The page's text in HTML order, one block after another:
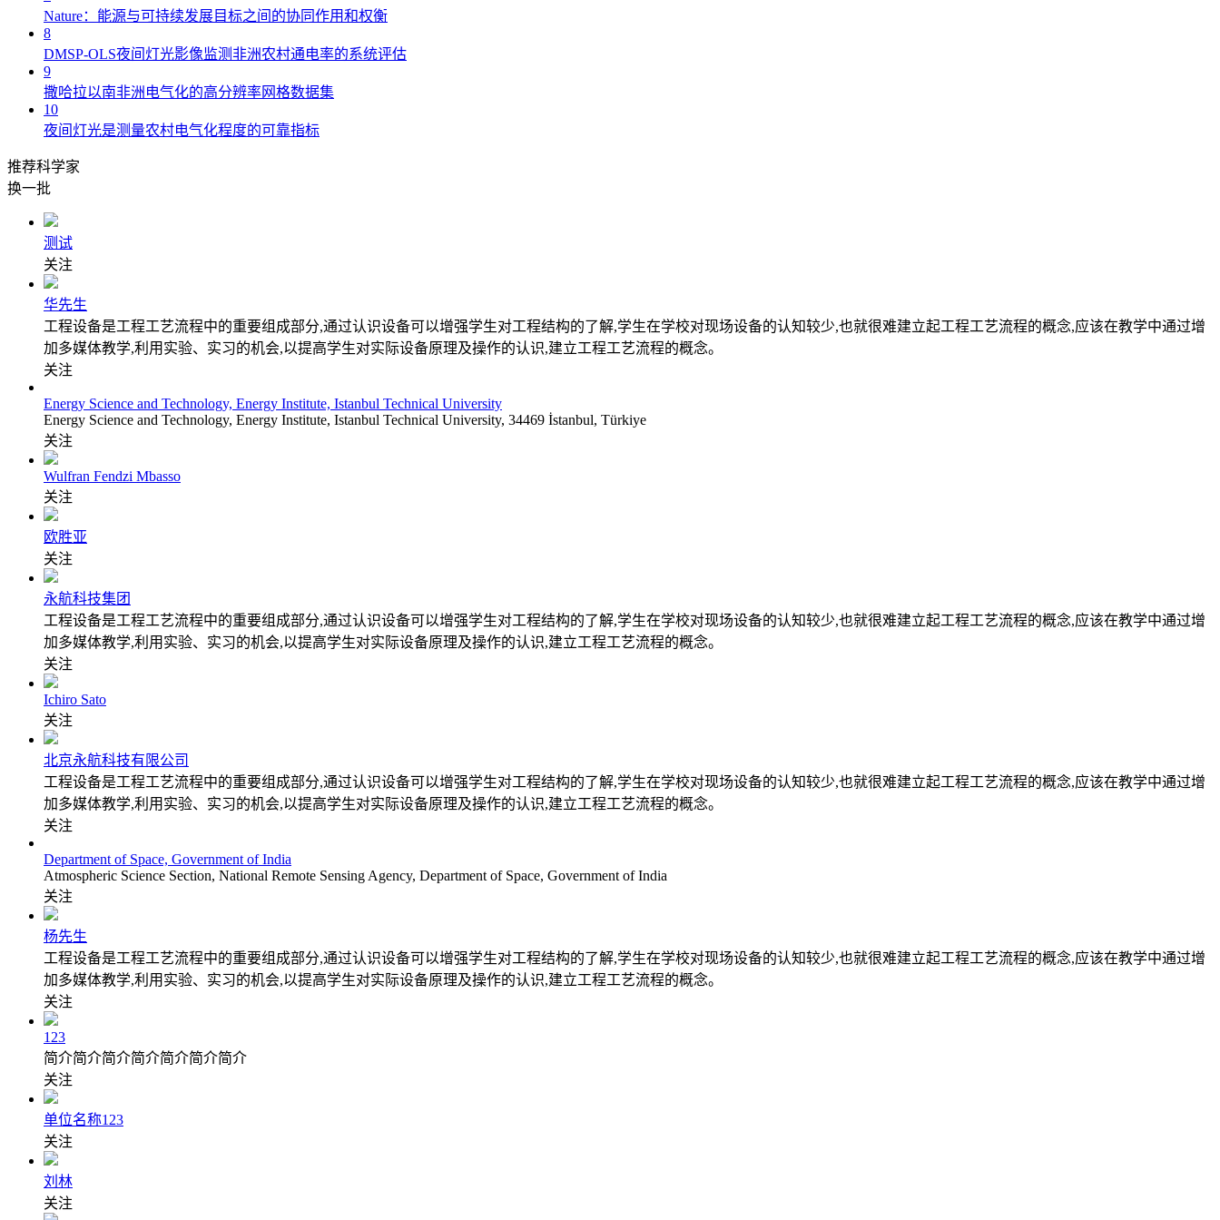
Nature：能源与可持续发展目标之间的协同作用和权衡
8
DMSP-OLS夜间灯光影像监测非洲农村通电率的系统评估
9
撒哈拉以南非洲电气化的高分辨率网格数据集
10
夜间灯光是测量农村电气化程度的可靠指标
推荐科学家
换一批
测试
关注
华先生
工程设备是工程工艺流程中的重要组成部分,通过认识设备可以增强学生对工程结构的了解,学生在学校对现场设备的认知较少,也就很难建立起工程工艺流程的概念,应该在教学中通过增
加多媒体教学,利用实验、实习的机会,以提高学生对实际设备原理及操作的认识,建立工程工艺流程的概念。
关注
Energy Science and Technology, Energy Institute, Istanbul Technical University
Energy Science and Technology, Energy Institute, Istanbul Technical University, 34469 İstanbul, Türkiye
关注
Wulfran Fendzi Mbasso
关注
欧胜亚
关注
永航科技集团
工程设备是工程工艺流程中的重要组成部分,通过认识设备可以增强学生对工程结构的了解,学生在学校对现场设备的认知较少,也就很难建立起工程工艺流程的概念,应该在教学中通过增
加多媒体教学,利用实验、实习的机会,以提高学生对实际设备原理及操作的认识,建立工程工艺流程的概念。
关注
Ichiro Sato
关注
北京永航科技有限公司
工程设备是工程工艺流程中的重要组成部分,通过认识设备可以增强学生对工程结构的了解,学生在学校对现场设备的认知较少,也就很难建立起工程工艺流程的概念,应该在教学中通过增
加多媒体教学,利用实验、实习的机会,以提高学生对实际设备原理及操作的认识,建立工程工艺流程的概念。
关注
Department of Space, Government of India
Atmospheric Science Section, National Remote Sensing Agency, Department of Space, Government of India
关注
杨先生
工程设备是工程工艺流程中的重要组成部分,通过认识设备可以增强学生对工程结构的了解,学生在学校对现场设备的认知较少,也就很难建立起工程工艺流程的概念,应该在教学中通过增
加多媒体教学,利用实验、实习的机会,以提高学生对实际设备原理及操作的认识,建立工程工艺流程的概念。
关注
123
简介简介简介简介简介简介简介
关注
单位名称123
关注
刘林
关注